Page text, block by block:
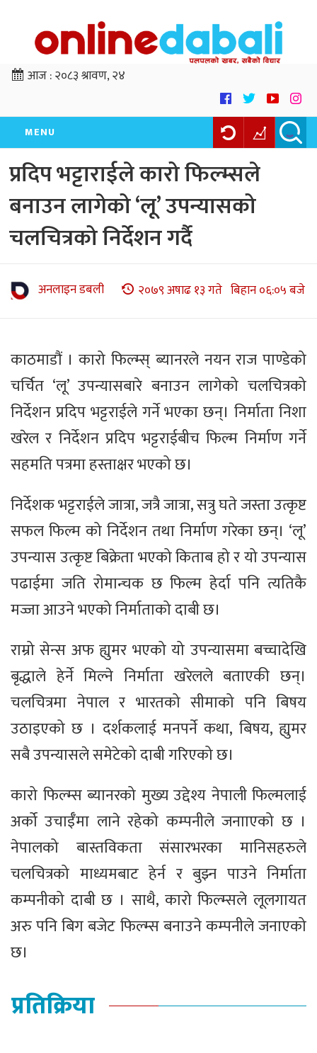
आज :२०८३ श्रावण, २४
MENU
प्रदिप भट्टाराईले कारो फिल्म्सले
बनाउन लागेको ‘लू’ उपन्यासको
चलचित्रको निर्देशन गर्दै
अनलाइन डबली २०७९ अषाढ १३ गते बिहान ०६:०५ बजे
काठमाडौं । कारो फिल्म्स् ब्यानरले नयन राज पाण्डेको
चर्चित ‘लू’ उपन्यासबारे बनाउन लागेको चलचित्रको
निर्देशन प्रदिप भट्टराईले गर्ने भएका छन्। निर्माता निशा
खरेल र निर्देशन प्रदिप भट्टराईबीच फिल्म निर्माण गर्ने
सहमति पत्रमा हस्ताक्षर भएको छ।
निर्देशक भट्टराईले जात्रा, जत्रै जात्रा, सत्रु घते जस्ता उत्कृष्ट
सफल फिल्म को निर्देशन तथा निर्माण गरेका छन्। ‘लू’
उपन्यास उत्कृष्ट बिक्रेता भएको किताब हो र यो उपन्यास
पढाईमा जति रोमान्चक छ फिल्म हेर्दा पनि त्यतिकै
मज्जा आउने भएको निर्माताको दाबी छ।
राम्रो सेन्स अफ ह्युमर भएको यो उपन्यासमा बच्चादेखि
बृद्धाले हेर्ने मिल्ने निर्माता खरेलले बताएकी छन्।
चलचित्रमा नेपाल र भारतको सीमाको पनि बिषय
उठाइएको छ । दर्शकलाई मनपर्ने कथा, बिषय, ह्युमर
सबै उपन्यासले समेटेको दाबी गरिएको छ।
कारो फिल्म्स ब्यानरको मुख्य उद्देश्य नेपाली फिल्मलाई
अर्को उचाईँमा लाने रहेको कम्पनीले जनााएको छ ।
नेपालको बास्तविकता संसारभरका मानिसहरुले
चलचित्रको माध्यमबाट हेर्न र बुझ्न पाउने निर्माता
कम्पनीको दाबी छ । साथै, कारो फिल्म्सले लूलगायत
अरु पनि बिग बजेट फिल्म्स बनाउने कम्पनीले जनाएको
छ।
प्रतिक्रिया